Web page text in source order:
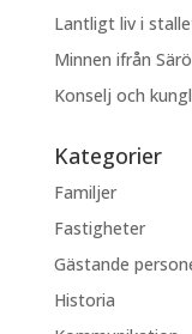
Lantligt liv i
Minnen ifrån
Konselj och
Kategorier
Familjer
Fastigheter
Gästande
Historia